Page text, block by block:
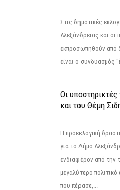
Στις δημοτικές
Αλεξάνδρειας και οι
εκπροσωπηθούν από
είναι ο συνδυασμός
Οι
και του Θέμη
Η προεκλογική
για το Δήμο
ενδιαφέρον από την
μεγαλύτερο
που πέρασε,...